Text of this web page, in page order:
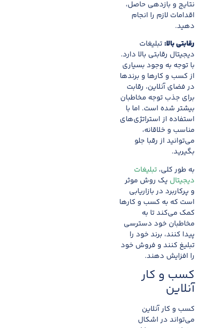
نتایج و بازدهی حاصل،
اقدامات لازم را انجام
دهید.
رقابتی بالا:تبلیغات
دیجیتال رقابتی بالا دارد.
با توجه به وجود بسیاری
از کسب و کارها و برندها
در فضای آنلاین، رقابت
برای جذب توجه مخاطبان
بیشتر شده است. اما با
استفاده از استراتژی‌های
مناسب و خلاقانه،
می‌توانید از رقبا جلو
بگیرید.
به طور کلی، تبلیغات
دیجیتال یک روش موثر
و پرکاربرد در بازاریابی
است که به کسب و کارها
کمک می‌کند تا به
مخاطبان خود دسترسی
پیدا کنند، برند خود را
تبلیغ کنند و فروش خود
را افزایش دهند.
کسب و کار
آنلاین
کسب و کار آنلاین
می‌تواند در اشکال